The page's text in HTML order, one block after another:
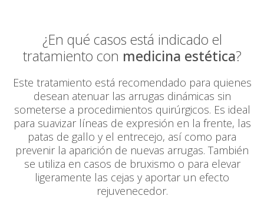
¿En qué casos está indicado el
tratamiento con medicina estética?
Este tratamiento está recomendado para quienes
desean atenuar las arrugas dinámicas sin
someterse a procedimientos quirúrgicos. Es ideal
para suavizar lí­neas de expresión en la frente, las
patas de gallo y el entrecejo, así­ como para
prevenir la aparición de nuevas arrugas. También
se utiliza en casos de bruxismo o para elevar
ligeramente las cejas y aportar un efecto
rejuvenecedor.